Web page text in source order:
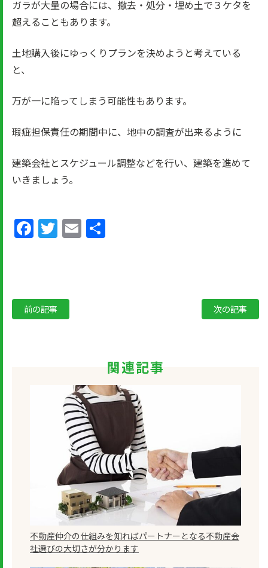
ガラが大量の場合には、撤去・処分・埋め土で３ケタを
超えることもあります。
土地購入後にゆっくりプランを決めようと考えている
と、
万が一に陥ってしまう可能性もあります。
瑕疵担保責任の期間中に、地中の調査が出来るように
建築会社とスケジュール調整などを行い、建築を進めて
いきましょう。
Facebook
Twitter
Email
前の記事 次の記事
関連記事
不動産仲介の仕組みを知ればパートナーとなる不動産会
社選びの大切さが分かります